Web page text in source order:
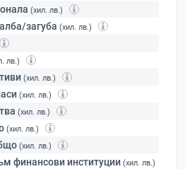
(хил. лв.)
загуба (хил. лв.)
лв.)
(хил. лв.)
(хил. лв.)
(хил. лв.)
(хил. лв.)
(хил. лв.)
финансови институции (хил. лв.)